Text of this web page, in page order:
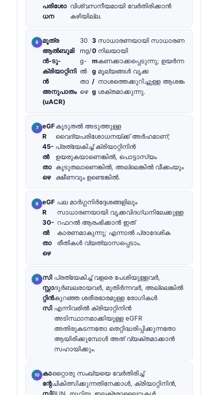
പരിശോ
ധന
വിശ്വസനീയമായി വേർതിരിക്കാൻ
കഴിയില്ല.
മൂത്ര
ആൽബുമി
ൻ-ടു-
ക്രിയാറ്റിനി
ൻ
അനുപാതം
(uACR)
30
mg/
g-
ൽ
താ
ഴെ
3
0
m
g
/
g
സാധാരണയായി സാധാരണ
നിലയായി
കണക്കാക്കപ്പെടുന്നു; ഉയർന്ന
മൂല്യങ്ങൾ വൃക്ക
നാശത്തെക്കുറിച്ചുള്ള ആശങ്ക
ശക്തമാക്കുന്നു.
eGF
R
45-
ൽ
താ
ഴെ
കൂടുതൽ അടുത്തുള്ള
വൈദ്യപരിശോധനയ്ക്ക് അർഹമാണ്;
പ്രത്യേകിച്ച് ക്രിയാറ്റിനിൻ
ഉയരുകയാണെങ്കിൽ, പൊട്ടാസ്യം
കൂടുതലാണെങ്കിൽ, അല്ലെങ്കിൽ വീക്കംയും
ക്ഷീണവും ഉണ്ടെങ്കിൽ.
eGF
R
30-
ൽ
താ
ഴെ
പല മാർഗ്ഗനിർദ്ദേശങ്ങളിലും
സാധാരണയായി വൃക്കവിദഗ്ധനിലേക്കുള്ള
റഫറൽ ആരംഭിക്കാൻ ഇത്
കാരണമാകുന്നു; എന്നാൽ പ്രാദേശിക
രീതികൾ വ്യത്യാസപ്പെടാം.
സി
സ്റ്റാ
റ്റിൻ
സി
പ്രത്യേകിച്ച് വളരെ പേശിയുള്ളവർ,
ദുർബലരായവർ, മുതിർന്നവർ, അല്ലെങ്കിൽ
കുറഞ്ഞ ശരീരഭാരമുള്ള രോഗികൾ
എന്നിവരിൽ ക്രിയാറ്റിനിൻ
അടിസ്ഥാനമാക്കിയുള്ള eGFR
അതിരുകടന്നതോ തെറ്റിദ്ധരിപ്പിക്കുന്നതോ
ആയിരിക്കുമ്പോൾ അത് വ്യക്തമാക്കാൻ
സഹായിക്കും.
കാ
ന്റേ
ഒറ്റൊരു സംഖ്യയെ വേർതിരിച്ച്
ചികിത്സിക്കുന്നതിനേക്കാൾ, ക്രിയാറ്റിനിൻ,